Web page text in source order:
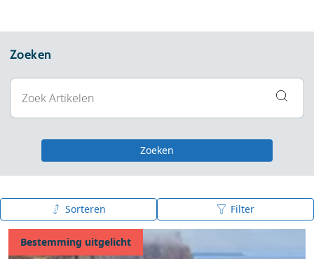
Zoeken
Zoeken
Sorteren Filter
Publicatiedatum (nieuw - oud)
Publicatiedatum (oud - nieuw)
Bestemming uitgelicht